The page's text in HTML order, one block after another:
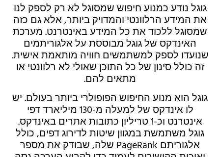
גוגל נודע כמנוע חיפוש שמסוגל לא רק לספק לנו
את המידע הרלוונטי והמדויק ביותר, אלא גם כזה
שמסוגל ללכוד את כל המידע באינטרנט. מערכת
האינדקס של גוגל מבוססת על אלגוריתמים
שנועדו לספק למשתמשים חוויה מותאמת אישית.
זה כולל סינון של כל התוכן שאולי לא רלוונטי או
מתאים להם.
גוגל הוא מנוע החיפוש הפופולרי ביותר בעולם. יש
לו אינדקס של למעלה מ-130 מיליארד דפי
אינטרנט וכ-1 טריליון כתובות אתרים באינדקס.
גוגל משתמשת במגוון שיטות לדירוג דפים, כולל
אלגוריתם PageRank שלה, שבודק את מספר